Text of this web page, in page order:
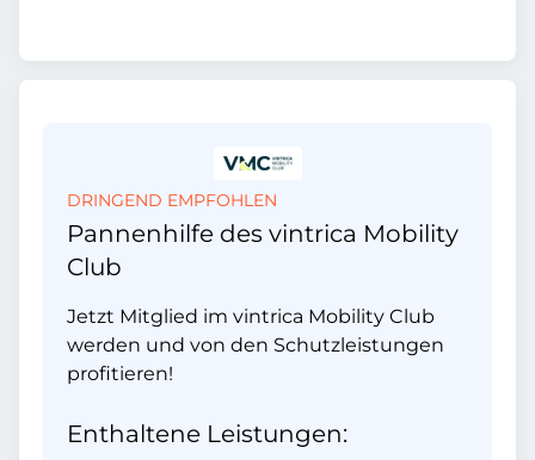
DRINGEND EMPFOHLEN
Pannenhilfe des vintrica Mobility
Club
Jetzt Mitglied im vintrica Mobility Club
werden und von den Schutzleistungen
profitieren!
Enthaltene Leistungen: